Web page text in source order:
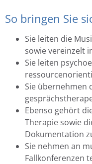
So bringen Sie
Sie leiten die
sowie vereinzelt
Sie leiten
Sie übernehmen
Ebenso gehört
Therapie sowie
Dokumentation
Sie nehmen an
Fallkonferenzen